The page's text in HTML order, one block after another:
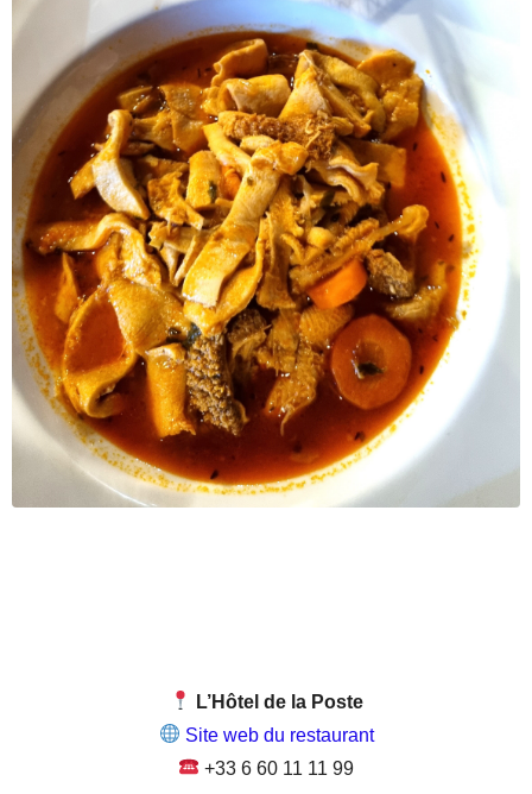
L’Hôtel de la Poste
Site web du restaurant
+33 6 60 11 11 99